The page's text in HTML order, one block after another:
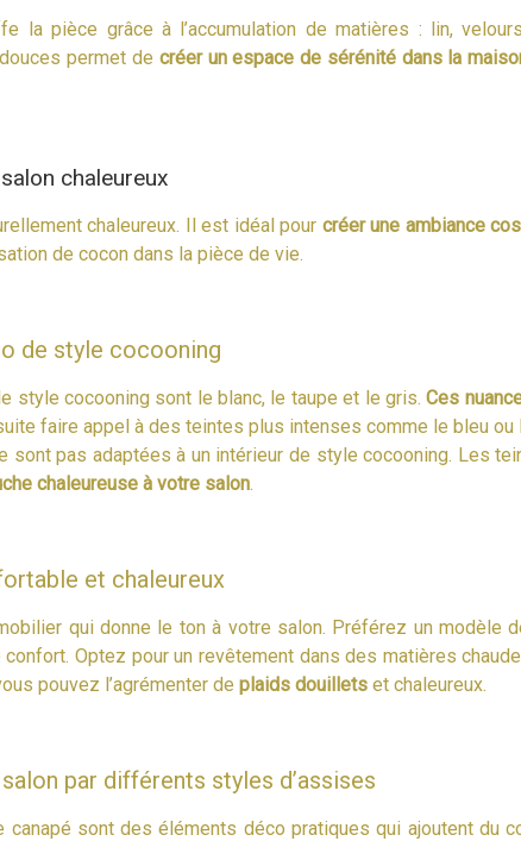
la pièce grâce à l’accumulation de matières : lin,
permet de créer un espace de sérénité dans la
chaleureux
chaleureux. Il est idéal pour créer une ambiance
de cocon dans la pièce de vie.
de style cocooning
style cocooning sont le blanc, le taupe et le gris.Ces
faire appel à des teintes plus intenses comme le bleu ou
sont pas adaptées à un intérieur de style cocooning. Les
chaleureuse à votre salon.
et chaleureux
qui donne le ton à votre salon. Préférez un modèle
Optez pour un revêtement dans des matières
pouvez l’agrémenter de plaids douillets et chaleureux.
par différents styles d’assises
canapé sont des éléments déco pratiques qui ajoutent du